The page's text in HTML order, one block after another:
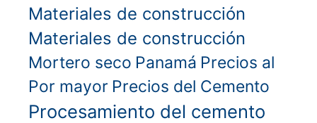
Materiales de construcción
Materiales de construcción
Mortero seco Panamá Precios al
Por mayor Precios del Cemento
Procesamiento del cemento